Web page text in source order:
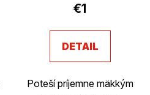
€1
DETAIL
Poteší príjemne mäkkým